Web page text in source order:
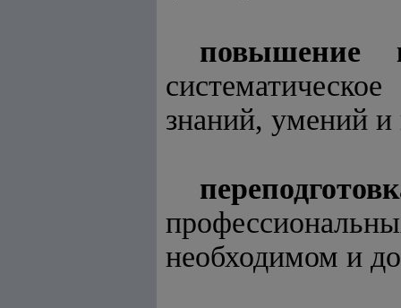
повышение
знаний, умений и
необходимом и